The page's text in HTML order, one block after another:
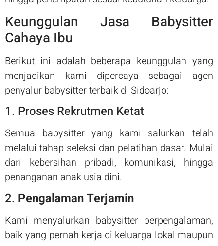
Keunggulan Jasa Babysitter
Cahaya Ibu
Berikut ini adalah beberapa keunggulan yang
menjadikan kami dipercaya sebagai agen
penyalur babysitter terbaik di Sidoarjo:
1. Proses Rekrutmen Ketat
Semua babysitter yang kami salurkan telah
melalui tahap seleksi dan pelatihan dasar. Mulai
dari kebersihan pribadi, komunikasi, hingga
penanganan anak usia dini.
2. Pengalaman Terjamin
Kami menyalurkan babysitter berpengalaman,
baik yang pernah kerja di keluarga lokal maupun